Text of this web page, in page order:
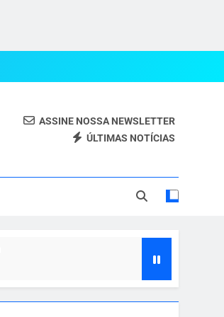
ASSINE NOSSA NEWSLETTER
ÚLTIMAS NOTÍCIAS